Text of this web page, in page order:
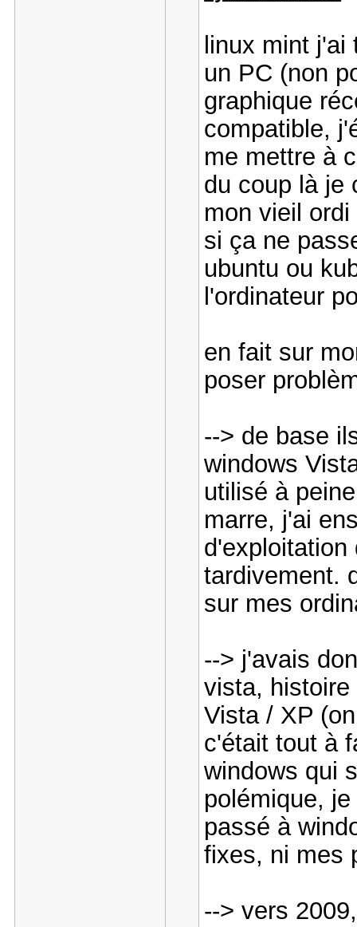
linux mint
un PC (non
graphique
compatible,
me mettre à
du coup là je
mon vieil
si ça ne
ubuntu ou
l'ordinateur
en fait sur
poser
--> de base
windows
utilisé à
marre, j'ai
d'exploitation
tardivement.
sur mes
--> j'avais
vista,
Vista / XP
c'était tout à
windows qui
polémique,
passé à
fixes, ni mes
--> vers